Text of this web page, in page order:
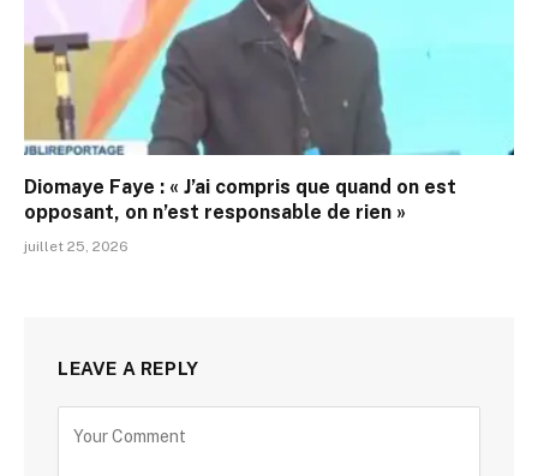
Diomaye Faye : « J’ai compris que quand on est
opposant, on n’est responsable de rien »
juillet 25, 2026
LEAVE A REPLY